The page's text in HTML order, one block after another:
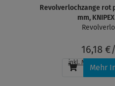
Revolverlochzange rot
mm,
16,18
inkl. MwSt. , zzgl.
Mehr